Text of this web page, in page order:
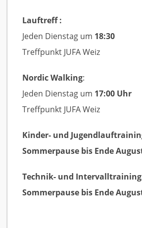
Lauftreff :
Jeden Dienstag um 18:30
Treffpunkt JUFA Weiz
Nordic Walking:
Jeden Dienstag um 17:00 Uhr
Treffpunkt JUFA Weiz
Kinder- und
Sommerpause bis Ende
Technik- und
Sommerpause bis Ende